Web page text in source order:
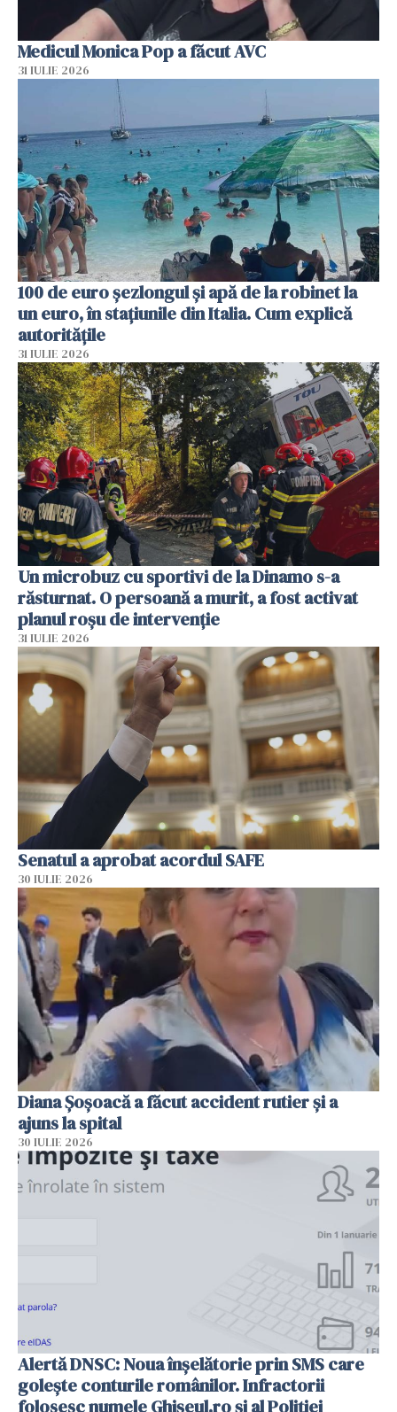
Medicul Monica Pop a făcut AVC
31 IULIE 2026
100 de euro șezlongul și apă de la robinet la
un euro, în stațiunile din Italia. Cum explică
autoritățile
31 IULIE 2026
Un microbuz cu sportivi de la Dinamo s-a
răsturnat. O persoană a murit, a fost activat
planul roșu de intervenție
31 IULIE 2026
Senatul a aprobat acordul SAFE
30 IULIE 2026
Diana Șoșoacă a făcut accident rutier și a
ajuns la spital
30 IULIE 2026
Alertă DNSC: Noua înșelătorie prin SMS care
golește conturile românilor. Infractorii
folosesc numele Ghișeul.ro și al Poliției